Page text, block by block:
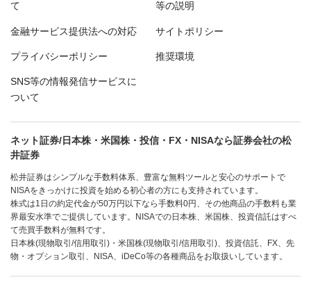
て 等の説明
金融サービス提供法への対応 サイトポリシー
プライバシーポリシー 推奨環境
SNS等の情報発信サービスに
ついて
ネット証券/日本株・米国株・投信・FX・NISAなら証券会社の松
井証券
松井証券はシンプルな手数料体系、豊富な無料ツールと安心のサポートで
NISAをきっかけに投資を始める初心者の方にも支持されています。
株式は1日の約定代金が50万円以下なら手数料0円、その他商品の手数料も業
界最安水準でご提供しています。NISAでの日本株、米国株、投資信託はすべ
て売買手数料が無料です。
日本株(現物取引/信用取引)・米国株(現物取引/信用取引)、投資信託、FX、先
物・オプション取引、NISA、iDeCo等の各種商品をお取扱いしています。